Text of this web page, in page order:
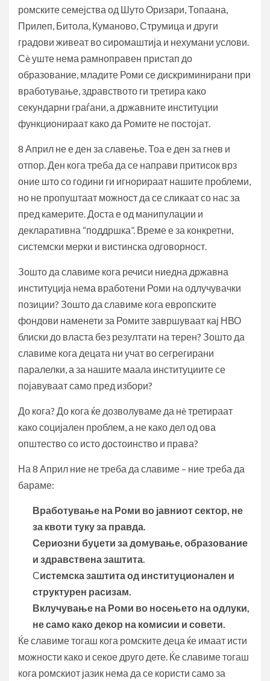
ромските семејства од Шуто Оризари, Топаана,
Прилеп, Битола, Куманово, Струмица и други
градови живеат во сиромаштија и нехумани услови.
Сè уште нема рамноправен пристап до
образование, младите Роми се дискриминирани при
вработување, здравството ги третира како
секундарни граѓани, а државните институции
функционираат како да Ромите не постојат.
8 Април не е ден за славење. Тоа е ден за гнев и
отпор. Ден кога треба да се направи притисок врз
оние што со години ги игнорираат нашите проблеми,
но не пропуштаат можност да се сликаат со нас за
пред камерите. Доста е од манипулации и
декларативна “поддршка”. Време е за конкретни,
системски мерки и вистинска одговорност.
Зошто да славиме кога речиси ниедна државна
институција нема вработени Роми на одлучувачки
позиции? Зошто да славиме кога европските
фондови наменети за Ромите завршуваат кај НВО
блиски до власта без резултати на терен? Зошто да
славиме кога децата ни учат во сегрегирани
паралелки, а за нашите маала институциите се
појавуваат само пред избори?
До кога? До кога ќе дозволуваме да нè третираат
како социјален проблем, а не како дел од ова
општество со исто достоинство и права?
На 8 Април ние не треба да славиме – ние треба да
бараме:
Вработување на Роми во јавниот сектор, не
за квоти туку за правда.
Сериозни буџети за домување, образование
и здравствена заштита.
Системска заштита од институционален и
структурен расизам.
Вклучување на Роми во носењето на одлуки,
не само како декор на комисии и совети.
Ќе славиме тогаш кога ромските деца ќе имаат исти
можности како и секое друго дете. Ќе славиме тогаш
кога ромскиот јазик нема да се користи само за